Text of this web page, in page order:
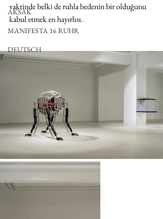
AKSAK
MANIFESTA 16 RUHR
DEUTSCH
vaktinde belki de ruhla bedenin bir olduğunu
kabul etmek en hayırlısı.